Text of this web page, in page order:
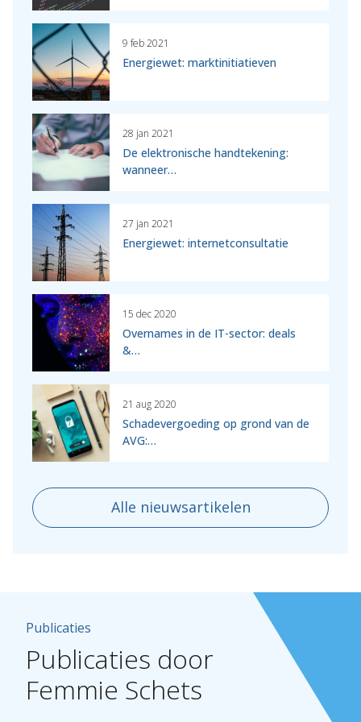
9 feb 2021
Energiewet: marktinitiatieven
28 jan 2021
De elektronische handtekening:
wanneer…
27 jan 2021
Energiewet: internetconsultatie
15 dec 2020
Overnames in de IT-sector: deals
&…
21 aug 2020
Schadevergoeding op grond van de
AVG:…
Alle nieuwsartikelen
Publicaties
Publicaties door
Femmie Schets